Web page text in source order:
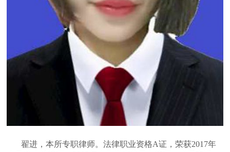
翟进，本所专职律师。法律职业资格A证，荣获2017年